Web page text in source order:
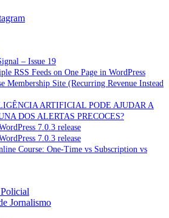
– Issue 19
RSS Feeds on One Page in WordPress
Membership Site (Recurring Revenue Instead
ARTIFICIAL PODE AJUDAR A
DOS ALERTAS PRECOCES?
7.0.3 release
7.0.3 release
Course: One-Time vs Subscription vs
Jornalismo